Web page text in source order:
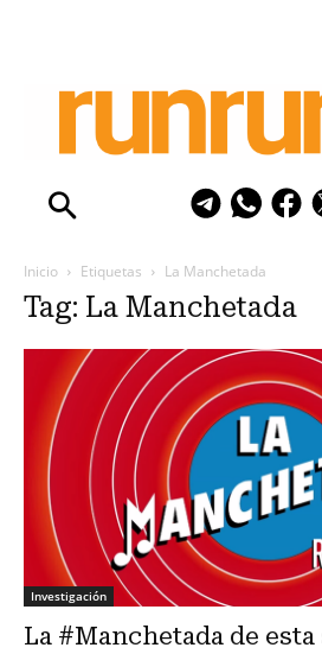
Inicio Etiquetas La Manchetada
Tag: La Manchetada
Investigación
La #Manchetada de esta